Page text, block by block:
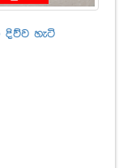
හැටි